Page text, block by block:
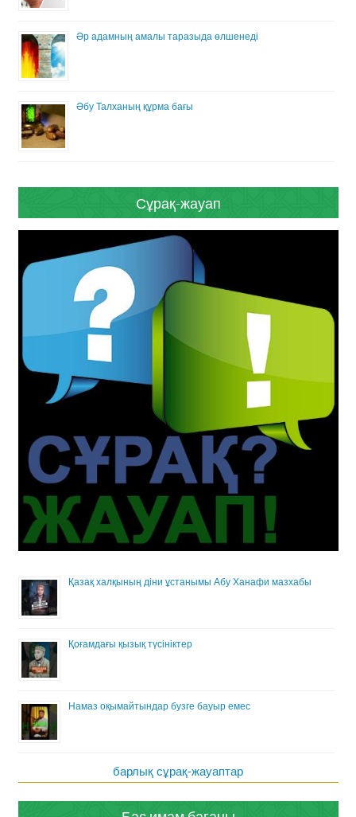
Әр адамның амалы таразыда өлшенеді
Әбу Талханың құрма бағы
Сұрақ-жауап
Қазақ халқының діни ұстанымы Абу Ханафи мазхабы
Қоғамдағы қызық түсініктер
Намаз оқымайтындар бузге бауыр емес
барлық сұрақ-жауаптар